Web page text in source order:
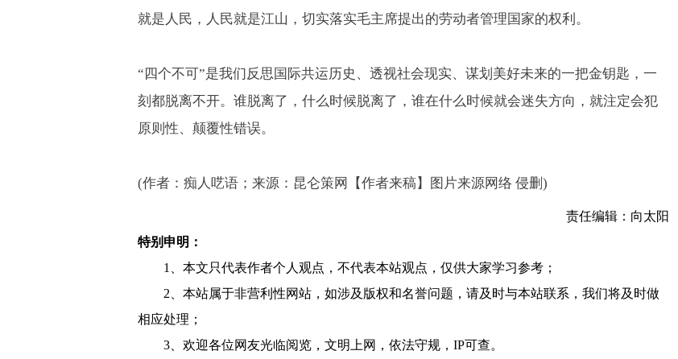
就是人民，人民就是江山，切实落实毛主席提出的劳动者管理国家的权利。
“四个不可”是我们反思国际共运历史、透视社会现实、谋划美好未来的一把金钥匙，一
刻都脱离不开。谁脱离了，什么时候脱离了，谁在什么时候就会迷失方向，就注定会犯
原则性、颠覆性错误。
(作者：痴人呓语；来源：昆仑策网【作者来稿】图片来源网络 侵删)
责任编辑：向太阳
特别申明：
1、本文只代表作者个人观点，不代表本站观点，仅供大家学习参考；
2、本站属于非营利性网站，如涉及版权和名誉问题，请及时与本站联系，我们将及时做
相应处理；
3、欢迎各位网友光临阅览，文明上网，依法守规，IP可查。